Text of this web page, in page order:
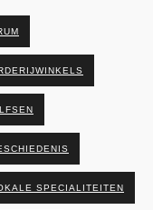
SPECIALITEITEN